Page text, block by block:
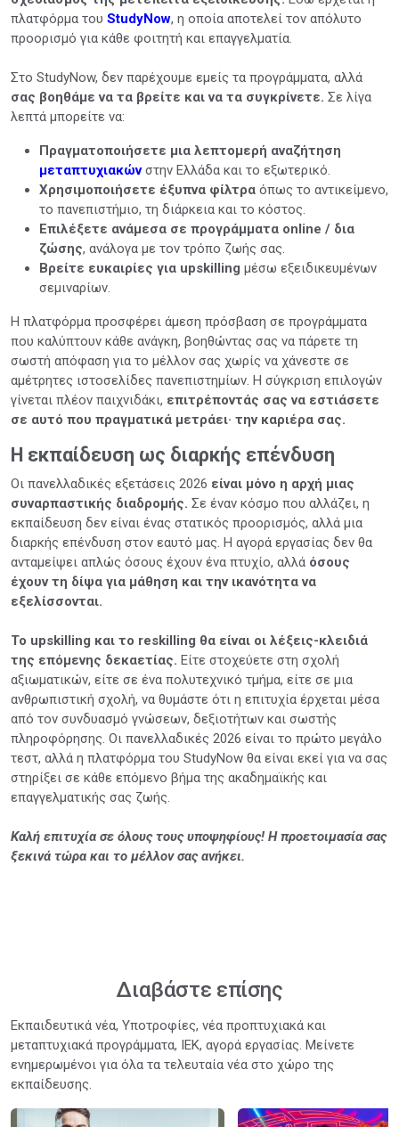
πλατφόρμα του StudyNow, η οποία αποτελεί τον απόλυτο
προορισμό για κάθε φοιτητή και επαγγελματία.
Στο StudyNow, δεν παρέχουμε εμείς τα προγράμματα, αλλά
σας βοηθάμε να τα βρείτε και να τα συγκρίνετε. Σε λίγα
λεπτά μπορείτε να:
Πραγματοποιήσετε μια λεπτομερή αναζήτηση
μεταπτυχιακών στην Ελλάδα και το εξωτερικό.
Χρησιμοποιήσετε έξυπνα φίλτρα όπως το αντικείμενο,
το πανεπιστήμιο, τη διάρκεια και το κόστος.
Επιλέξετε ανάμεσα σε προγράμματα online / δια
ζώσης, ανάλογα με τον τρόπο ζωής σας.
Βρείτε ευκαιρίες για upskilling μέσω εξειδικευμένων
σεμιναρίων.
Η πλατφόρμα προσφέρει άμεση πρόσβαση σε προγράμματα
που καλύπτουν κάθε ανάγκη, βοηθώντας σας να πάρετε τη
σωστή απόφαση για το μέλλον σας χωρίς να χάνεστε σε
αμέτρητες ιστοσελίδες πανεπιστημίων. Η σύγκριση επιλογών
γίνεται πλέον παιχνιδάκι, επιτρέποντάς σας να εστιάσετε
σε αυτό που πραγματικά μετράει· την καριέρα σας.
Η εκπαίδευση ως διαρκής επένδυση
Οι πανελλαδικές εξετάσεις 2026 είναι μόνο η αρχή μιας
συναρπαστικής διαδρομής. Σε έναν κόσμο που αλλάζει, η
εκπαίδευση δεν είναι ένας στατικός προορισμός, αλλά μια
διαρκής επένδυση στον εαυτό μας. Η αγορά εργασίας δεν θα
ανταμείψει απλώς όσους έχουν ένα πτυχίο, αλλά όσους
έχουν τη δίψα για μάθηση και την ικανότητα να
εξελίσσονται.
Το upskilling και το reskilling θα είναι οι λέξεις-κλειδιά
της επόμενης δεκαετίας. Είτε στοχεύετε στη σχολή
αξιωματικών, είτε σε ένα πολυτεχνικό τμήμα, είτε σε μια
ανθρωπιστική σχολή, να θυμάστε ότι η επιτυχία έρχεται μέσα
από τον συνδυασμό γνώσεων, δεξιοτήτων και σωστής
πληροφόρησης. Οι πανελλαδικές 2026 είναι το πρώτο μεγάλο
τεστ, αλλά η πλατφόρμα του StudyNow θα είναι εκεί για να σας
στηρίξει σε κάθε επόμενο βήμα της ακαδημαϊκής και
επαγγελματικής σας ζωής.
Καλή επιτυχία σε όλους τους υποψηφίους! Η προετοιμασία σας
ξεκινά τώρα και το μέλλον σας ανήκει.
Διαβάστε επίσης
Εκπαιδευτικά νέα, Υποτροφίες, νέα προπτυχιακά και
μεταπτυχιακά προγράμματα, ΙΕΚ, αγορά εργασίας. Μείνετε
ενημερωμένοι για όλα τα τελευταία νέα στο χώρο της
εκπαίδευσης.